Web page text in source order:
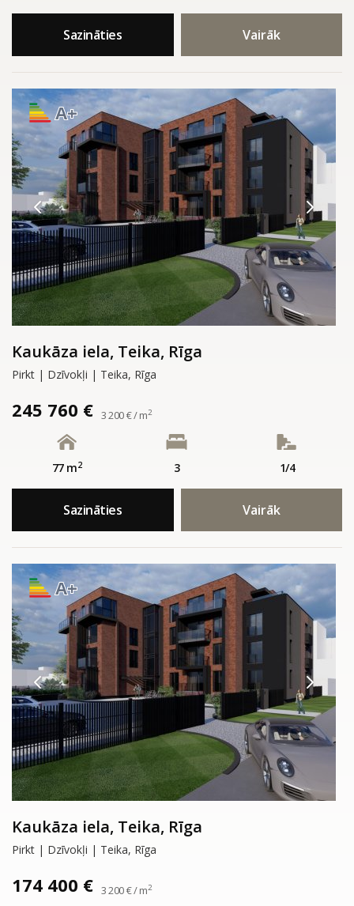
Sazināties Vairāk
A+
Kaukāza iela, Teika, Rīga
Pirkt | Dzīvokļi | Teika, Rīga
245 760 € 3 200 € / m2
77 m2 3 1/4
Sazināties Vairāk
A+
Kaukāza iela, Teika, Rīga
Pirkt | Dzīvokļi | Teika, Rīga
174 400 € 3 200 € / m2